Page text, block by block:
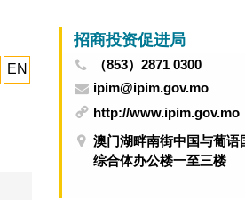
EN
招商投资促进局
（853）2871 0300
ipim@ipim.gov.mo
http://www.ipim.gov.mo
澳门湖畔南街中国与葡语
综合体办公楼一至三楼